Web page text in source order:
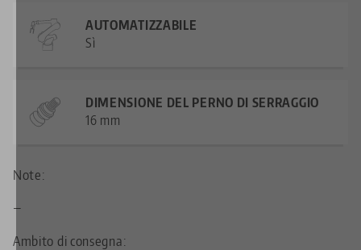
AUTOMATIZZABILE
Sì
DIMENSIONE DEL PERNO DI SERRAGGIO
16 mm
Note:
—
Ambito di consegna: